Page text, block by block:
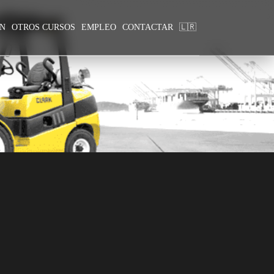
OTROS CURSOS EMPLEO CONTACTAR 🇱🇷